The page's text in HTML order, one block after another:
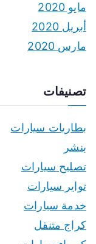
مايو 2020
أبريل 2020
مارس 2020
تصنيفات
بطاريات سيارات
بنشر
تصليح سيارات
تواير سيارات
خدمة سيارات
كراج متنقل